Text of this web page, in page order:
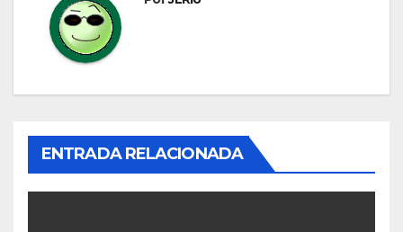
ENTRADA RELACIONADA